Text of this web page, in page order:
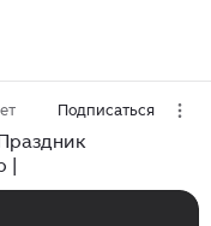
Подписаться
|